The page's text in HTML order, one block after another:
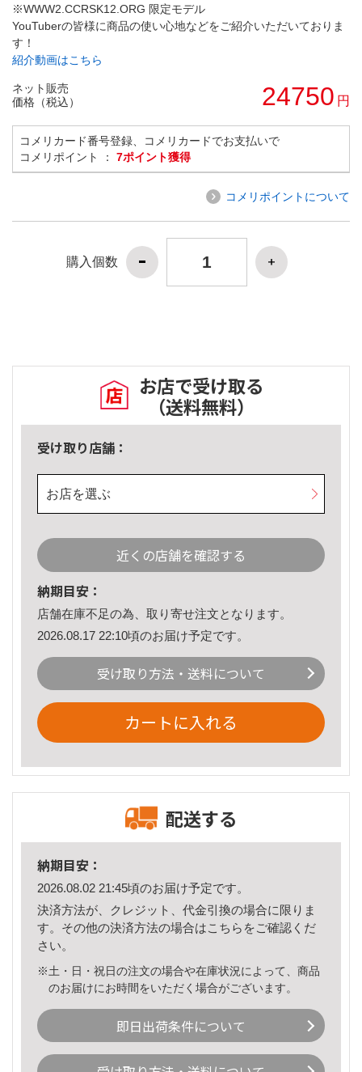
※WWW2.CCRSK12.ORG 限定モデル
YouTuberの皆様に商品の使い心地などをご紹介いただいておりま
す！
紹介動画はこちら
ネット販売
価格（税込）
24750 円
コメリカード番号登録、コメリカードでお支払いで
コメリポイント ： 7ポイント獲得
コメリポイントについて
購入個数
お店で受け取る
（送料無料）
受け取り店舗：
お店を選ぶ
近くの店舗を確認する
納期目安：
店舗在庫不足の為、取り寄せ注文となります。
2026.08.17 22:10頃のお届け予定です。
受け取り方法・送料について
カートに入れる
配送する
納期目安：
2026.08.02 21:45頃のお届け予定です。
決済方法が、クレジット、代金引換の場合に限りま
す。その他の決済方法の場合はこちら をご確認くだ
さい。
※土・日・祝日の注文の場合や在庫状況によって、商品
のお届けにお時間をいただく場合がございます。
即日出荷条件について